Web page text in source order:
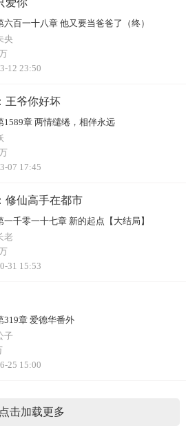
爱你
六百一十八章 他又要当爸爸了（终）
央
12 23:50
王爷你好坏
1589章 两情缱绻，相伴永远
07 17:45
修仙高手在都市
一千零一十七章 新的起点【大结局】
老
31 15:53
319章 爱德华番外
子
25 15:00
点击加载更多